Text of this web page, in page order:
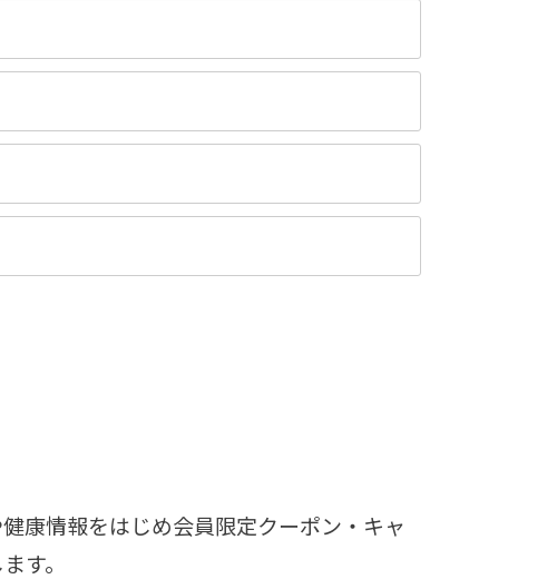
康情報をはじめ会員限定クーポン・キャ
す。